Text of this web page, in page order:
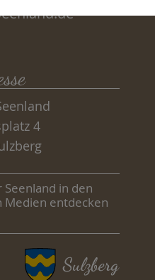
4
Seenland in den
Medien entdecken